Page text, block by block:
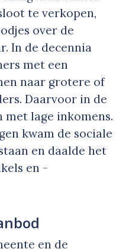
te verkopen,
over de
In de decennia
met een
naar grotere of
Daarvoor in de
met lage inkomens.
kwam de sociale
en daalde het
en -
en de